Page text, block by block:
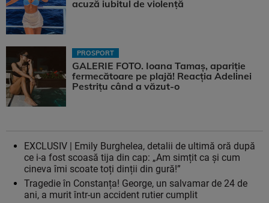
acuză iubitul de violență
PROSPORT
GALERIE FOTO. Ioana Tamaş, apariție
fermecătoare pe plajă! Reacția Adelinei
Pestrițu când a văzut-o
EXCLUSIV | Emily Burghelea, detalii de ultimă oră după
ce i-a fost scoasă tija din cap: „Am simțit ca și cum
cineva îmi scoate toți dinții din gură!”
Tragedie în Constanța! George, un salvamar de 24 de
ani, a murit într-un accident rutier cumplit